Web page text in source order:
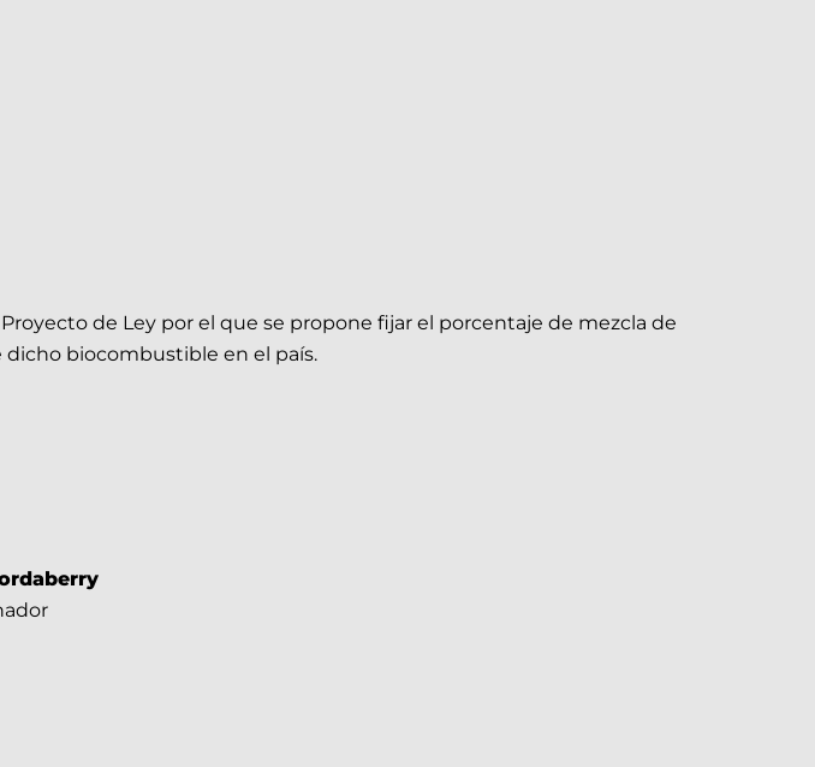
de Ley por el que se propone fijar el porcentaje de mezcla de
biocombustible en el país.